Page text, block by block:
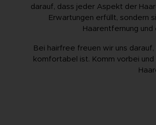
darauf, dass jeder Aspekt der
Erwartungen erfüllt, sondern
Haarentfernung
Bei hairfree freuen wir uns
komfortabel ist. Komm vorbei